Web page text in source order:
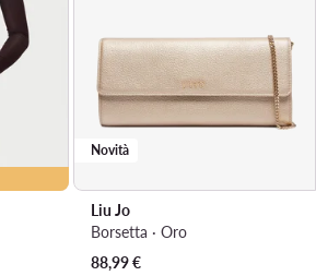
Novità
Liu Jo
Borsetta · Oro
88,99€